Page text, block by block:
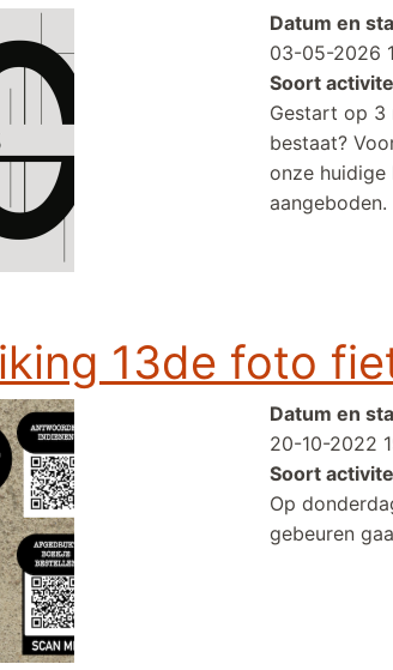
Datum en
03-05-2026
Soort
Gestart op 3
bestaat?
onze huidige
20 jaar vzw De Wommeltjes
13de foto
Datum en
20-10-2022
Soort
Op
gebeuren